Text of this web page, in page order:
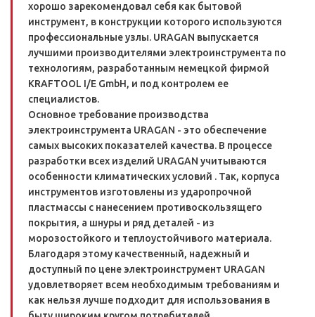
хорошо зарекомендовал себя как бытовой
инструмент, в конструкции которого используются
профессиональные узлы. URAGAN выпускается
лучшими производителями электроинструмента по
технологиям, разработанным немецкой фирмой
KRAFTOOL I/E GmbH, и под контролем ее
специалистов.
Основное требование производства
электроинструмента URAGAN - это обеспечение
самых высоких показателей качества. В процессе
разработки всех изделий URAGAN учитываются
особенности климатических условий . Так, корпуса
инструментов изготовлены из ударопрочной
пластмассы с нанесением противоскользящего
покрытия, а шнуры и ряд деталей - из
морозостойкого и теплоустойчивого материала.
Благодаря этому качественный, надежный и
доступный по цене электроинструмент URAGAN
удовлетворяет всем необходимым требованиям и
как нельзя лучше подходит для использования в